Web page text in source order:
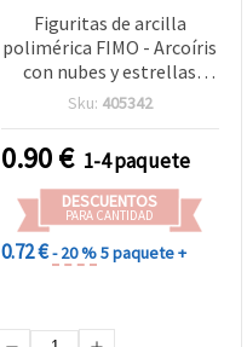
Figuritas de arcilla
polimérica FIMO - Arcoíris
con nubes y estrellas
blancas, colores pastel
verde), 37x47x3 mm, set
de 2 - para bisutería,
tarjetas, scrapbooking,
manualidades y
Sku: 405342
0.90€ 1-4 paquete
DESCUENTOS
PARA CANTIDAD
0.72 €- 20 %5 paquete +